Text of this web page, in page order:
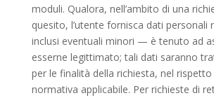
moduli. Qualora, nell’ambito di una
quesito, l’utente fornisca dati
inclusi eventuali minori — è tenuto ad
esserne legittimato; tali dati saranno
per le finalità della richiesta, nel rispetto
normativa applicabile. Per richieste di